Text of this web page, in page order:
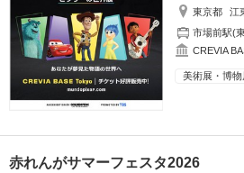
東京都
江
市場前駅(
CREVIA
美術展・博物
赤れんがサマーフェスタ2026